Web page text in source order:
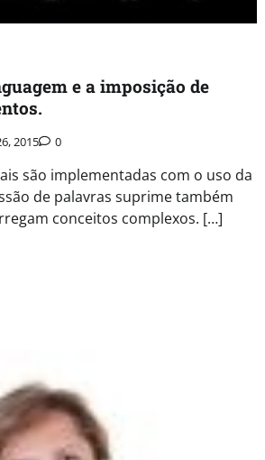
e a imposição de
2015 0
são implementadas com o uso da
de palavras suprime também
conceitos complexos. […]